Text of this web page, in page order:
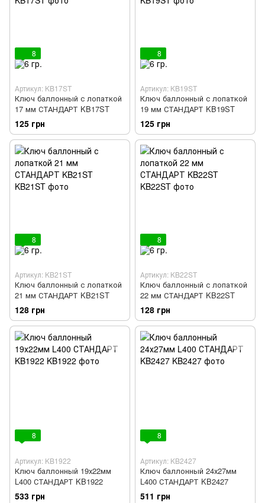
8
Артикул: KB17ST
Ключ баллонный с лопаткой
17 мм СТАНДАРТ KB17ST
125 грн
8
Артикул: KB19ST
Ключ баллонный с лопаткой
19 мм СТАНДАРТ KB19ST
125 грн
8
Артикул: KB21ST
Ключ баллонный с лопаткой
21 мм СТАНДАРТ KB21ST
128 грн
8
Артикул: KB22ST
Ключ баллонный с лопаткой
22 мм СТАНДАРТ KB22ST
128 грн
8
Артикул: KB1922
Ключ баллонный 19х22мм
L400 СТАНДАРТ KB1922
533 грн
8
Артикул: KB2427
Ключ баллонный 24х27мм
L400 СТАНДАРТ KB2427
511 грн